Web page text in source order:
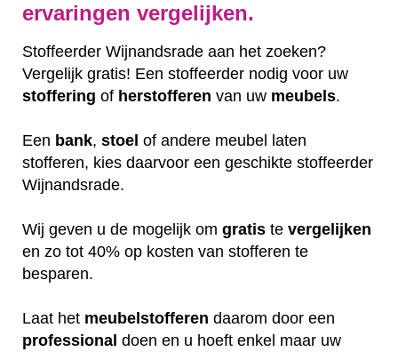
ervaringen vergelijken.
Stoffeerder Wijnandsrade aan het zoeken?
Vergelijk gratis! Een stoffeerder nodig voor uw
stoffering of herstofferen van uw meubels.
Een bank, stoel of andere meubel laten
stofferen, kies daarvoor een geschikte stoffeerder
Wijnandsrade.
Wij geven u de mogelijk om gratis te vergelijken
en zo tot 40% op kosten van stofferen te
besparen.
Laat het meubelstofferen daarom door een
professional doen en u hoeft enkel maar uw